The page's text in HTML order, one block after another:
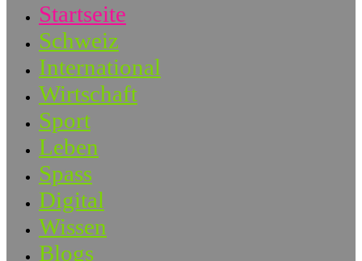
Startseite
Schweiz
International
Wirtschaft
Sport
Leben
Spass
Digital
Wissen
Blogs